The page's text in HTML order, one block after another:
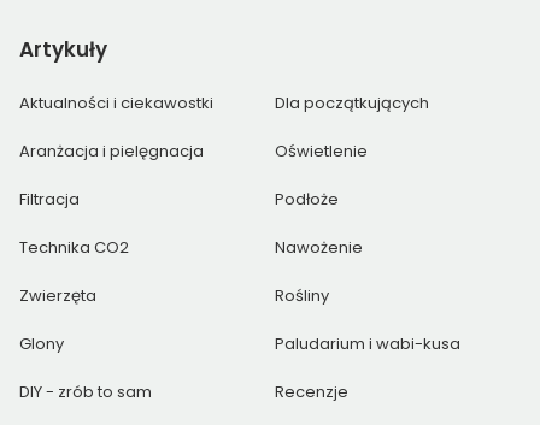
Artykuły
Aktualności i ciekawostki Dla początkujących
Aranżacja i pielęgnacja Oświetlenie
Filtracja Podłoże
Technika CO2 Nawożenie
Zwierzęta Rośliny
Glony Paludarium i wabi-kusa
DIY - zrób to sam Recenzje